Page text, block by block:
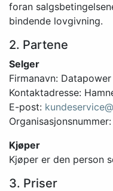
foran
bindende lovgivning.
2. Partene
Selger
Firmanavn:
Kontaktadresse:
E-post:
Kjøper
Kjøper er den person
3. Priser